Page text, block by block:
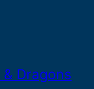
Dragons